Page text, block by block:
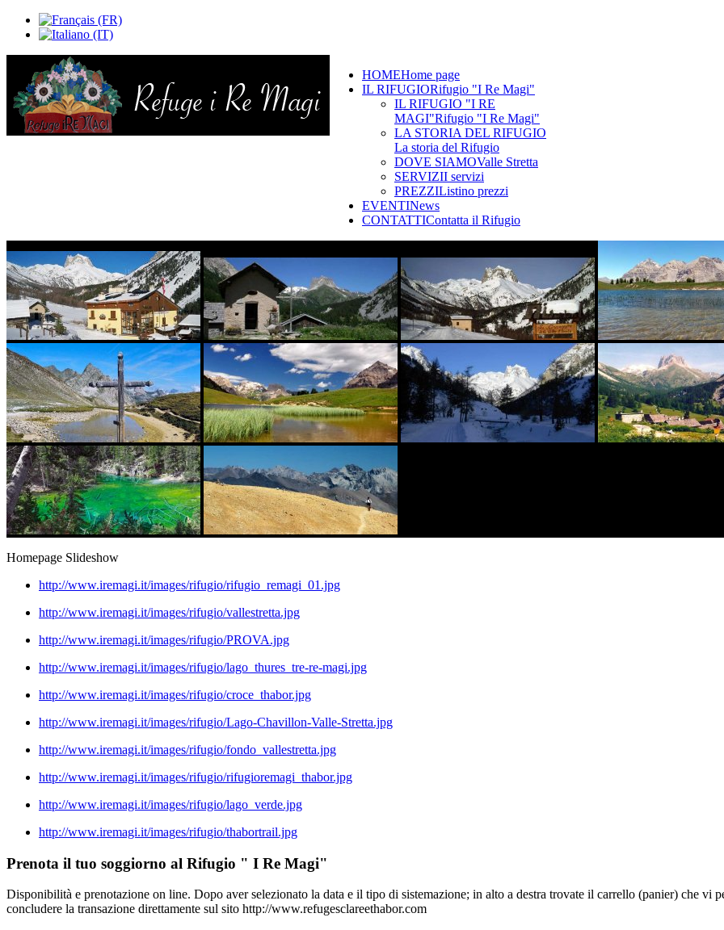
HOMEHome page
IL RIFUGIORifugio "I Re Magi"
IL RIFUGIO "I RE
MAGI"Rifugio "I Re Magi"
LA STORIA DEL RIFUGIO
La storia del Rifugio
DOVE SIAMOValle Stretta
SERVIZII servizi
PREZZIListino prezzi
EVENTINews
CONTATTIContatta il Rifugio
Homepage Slideshow
http://www.iremagi.it/images/rifugio/rifugio_remagi_01.jpg
http://www.iremagi.it/images/rifugio/vallestretta.jpg
http://www.iremagi.it/images/rifugio/PROVA.jpg
http://www.iremagi.it/images/rifugio/lago_thures_tre-re-magi.jpg
http://www.iremagi.it/images/rifugio/croce_thabor.jpg
http://www.iremagi.it/images/rifugio/Lago-Chavillon-Valle-Stretta.jpg
http://www.iremagi.it/images/rifugio/fondo_vallestretta.jpg
http://www.iremagi.it/images/rifugio/rifugioremagi_thabor.jpg
http://www.iremagi.it/images/rifugio/lago_verde.jpg
http://www.iremagi.it/images/rifugio/thabortrail.jpg
Prenota il tuo soggiorno al Rifugio " I Re Magi"
Disponibilità e prenotazione on line. Dopo aver selezionato la data e il tipo di sistemazione; in alto a destra trovate il carrello (panier) che vi
concludere la transazione direttamente sul sito http://www.refugesclareethabor.com